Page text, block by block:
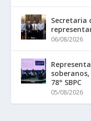
Secretaria
06/08/2026
78° SBPC
05/08/2026